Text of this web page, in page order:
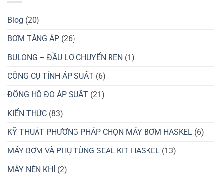
Nát
Dưới
Sâu?
Blog (20)
BƠM TĂNG ÁP (26)
BULONG – ĐẦU LƠ CHUYỂN REN (1)
CÔNG CỤ TÍNH ÁP SUẤT (6)
ĐỒNG HỒ ĐO ÁP SUẤT (21)
KIẾN THỨC (83)
KỸ THUẬT PHƯƠNG PHÁP CHỌN MÁY BƠM HASKEL (6)
MÁY BƠM VÀ PHỤ TÙNG SEAL KIT HASKEL (13)
MÁY NÉN KHÍ (2)